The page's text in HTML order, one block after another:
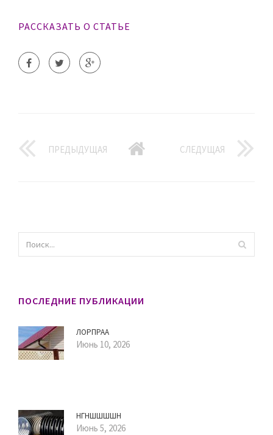
РАССКАЗАТЬ О СТАТЬЕ
ПРЕДЫДУЩАЯ СЛЕДУЩАЯ
ПОСЛЕДНИЕ ПУБЛИКАЦИИ
ЛОРПРАА
Июнь 10, 2026
НГНШШШШН
Июнь 5, 2026